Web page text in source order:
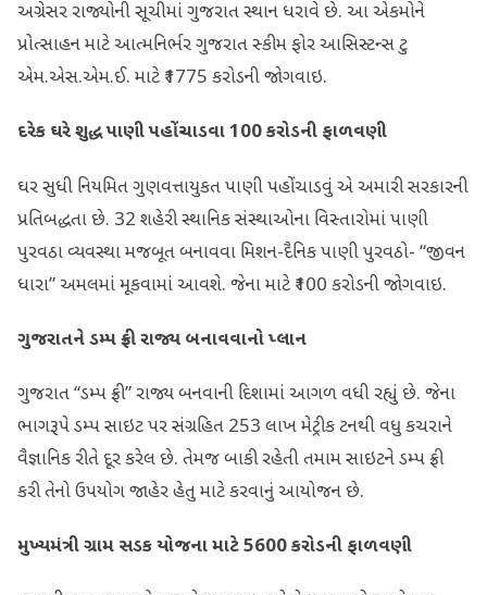
અગ્રેસર રાજ્યોની સૂચીમાં ગુજરાત સ્થાન ધરાવે છે. આ એકમોને
પ્રોત્સાહન માટે આત્મનિર્ભર ગુજરાત સ્કીમ ફોર આસિસ્ટન્સ ટુ
એમ.એસ.એમ.ઈ. માટે ₹1775 કરોડની જોગવાઇ.
દરેક ઘરે શુદ્ધ પાણી પહોંચાડવા100કરોડની ફાળવણી
ઘર સુધી નિયમિત ગુણવત્તાયુકત પાણી પહોંચાડવું એ અમારી સરકારની
પ્રતિબદ્ધતા છે. 32 શહેરી સ્થાનિક સંસ્થાઓના વિસ્તારોમાં પાણી
પુરવઠા વ્યવસ્થા મજબૂત બનાવવા મિશન-દૈનિક પાણી પુરવઠો- “જીવન
ધારા” અમલમાં મૂકવામાં આવશે. જેના માટે ₹100 કરોડની જોગવાઇ.
ગુજરાતને ડમ્પ ફ્રી રાજ્ય બનાવવાનો પ્લાન
ગુજરાત “ડમ્પ ફ્રી” રાજ્ય બનવાની દિશામાં આગળ વધી રહ્યું છે. જેના
ભાગરૂપે ડમ્પ સાઇટ પર સંગ્રહિત 253 લાખ મેટ્રીક ટનથી વધુ કચરાને
વૈજ્ઞાનિક રીતે દૂર કરેલ છે. તેમજ બાકી રહેતી તમામ સાઇટને ડમ્પ ફ્રી
કરી તેનો ઉપયોગ જાહેર હેતુ માટે કરવાનું આયોજન છે.
મુખ્યમંત્રી ગ્રામ સડક યોજના માટે5600કરોડની ફાળવણી